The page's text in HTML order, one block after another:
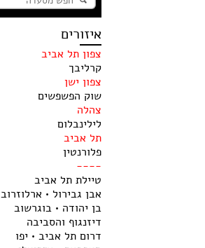
איזורים
צפון תל אביב
קרליבך
צפון ישן
שוק הפשפשים
צהלה
לילינבלום
תל אביב
פלורנטין
----
טיילת תל אביב
אבן גבירול • ארלוזרוב
בן יהודה • בוגרשוב
דיזנגוף והסביבה
דרום תל אביב • יפו